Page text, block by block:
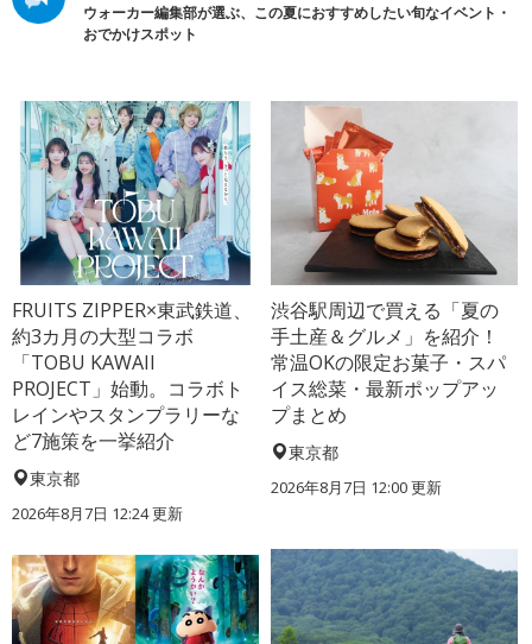
ウォーカー編集部が選ぶ、この夏におすすめしたい旬なイベント・
おでかけスポット
FRUITS ZIPPER×東武鉄道、
約3カ月の大型コラボ
「TOBU KAWAII
PROJECT」始動。コラボト
レインやスタンプラリーな
ど7施策を一挙紹介
東京都
2026年8月7日 12:24更新
渋谷駅周辺で買える「夏の
手土産＆グルメ」を紹介！
常温OKの限定お菓子・スパ
イス総菜・最新ポップアッ
プまとめ
東京都
2026年8月7日 12:00更新